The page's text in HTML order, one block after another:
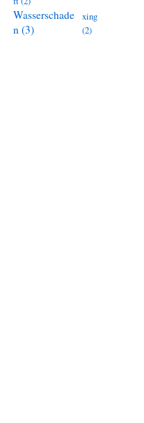
Wasserschade
n (3)
xing
(2)